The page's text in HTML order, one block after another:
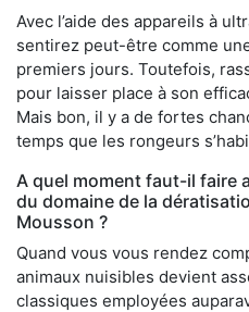
Avec l’aide des appareils à
sentirez peut-être comme
premiers jours. Toutefois,
pour laisser place à son
Mais bon, il y a de fortes
temps que les rongeurs
A quel moment faut-il faire
du domaine de la
Mousson ?
Quand vous vous rendez
animaux nuisibles devient
classiques employées